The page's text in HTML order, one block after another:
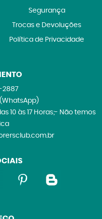
Segurança
Trocas e Devoluções
Política de Privacidade
2887
(WhatsApp)
10 às 17 Horas;- Não temos